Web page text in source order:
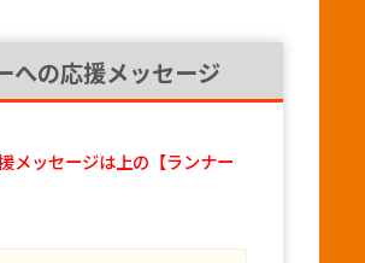
への応援メッセージ
メッセージは上の【ランナー